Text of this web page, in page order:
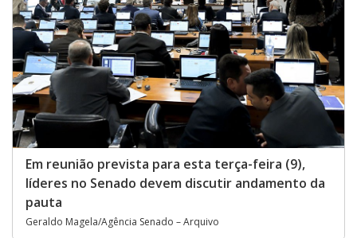
Em reunião prevista para esta terça-feira (9),
líderes no Senado devem discutir andamento da
pauta
Geraldo Magela/Agência Senado – Arquivo